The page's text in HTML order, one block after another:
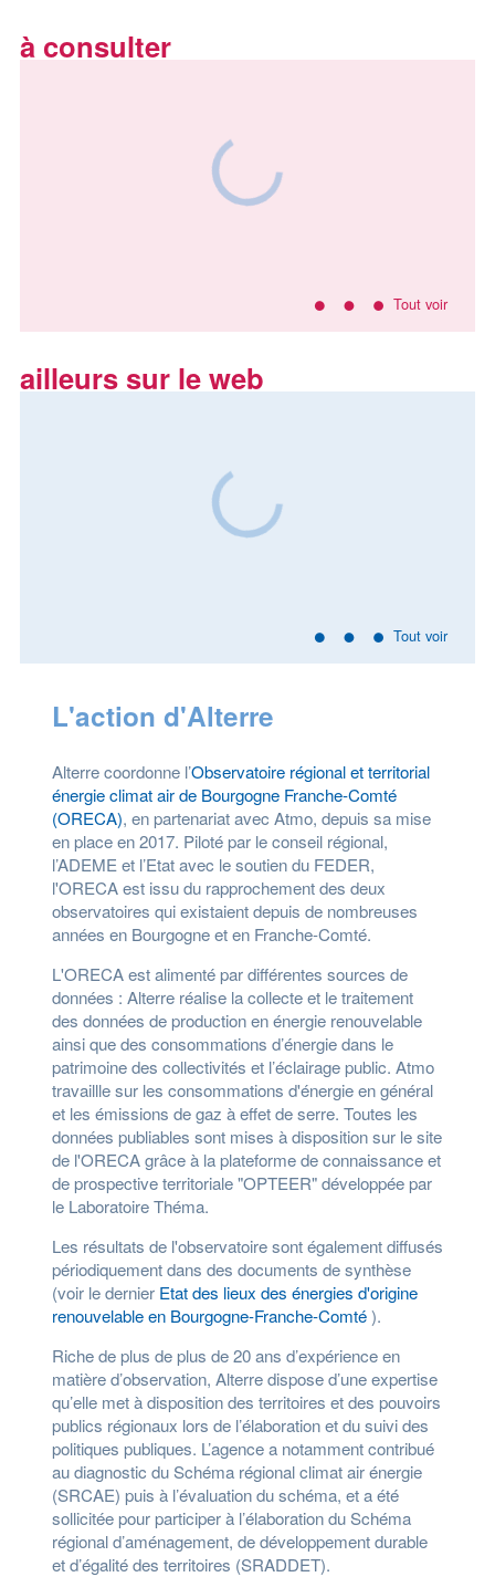
à consulter
Tout voir
ailleurs sur le web
Tout voir
L'action d'Alterre
Alterre coordonne l’Observatoire régional et territorial
énergie climat air de Bourgogne Franche-Comté
(ORECA), en partenariat avec Atmo, depuis sa mise
en place en 2017. Piloté par le conseil régional,
l’ADEME et l’Etat avec le soutien du FEDER,
l'ORECA est issu du rapprochement des deux
observatoires qui existaient depuis de nombreuses
années en Bourgogne et en Franche-Comté.
L'ORECA est alimenté par différentes sources de
données : Alterre réalise la collecte et le traitement
des données de production en énergie renouvelable
ainsi que des consommations d’énergie dans le
patrimoine des collectivités et l’éclairage public. Atmo
travaillle sur les consommations d'énergie en général
et les émissions de gaz à effet de serre. Toutes les
données publiables sont mises à disposition sur le site
de l'ORECA grâce à la plateforme de connaissance et
de prospective territoriale "OPTEER" développée par
le Laboratoire Théma.
Les résultats de l'observatoire sont également diffusés
périodiquement dans des documents de synthèse
(voir le dernier Etat des lieux des énergies d'origine
renouvelable en Bourgogne-Franche-Comté).
Riche de plus de plus de 20 ans d’expérience en
matière d’observation, Alterre dispose d’une expertise
qu’elle met à disposition des territoires et des pouvoirs
publics régionaux lors de l’élaboration et du suivi des
politiques publiques. L’agence a notamment contribué
au diagnostic du Schéma régional climat air énergie
(SRCAE) puis à l’évaluation du schéma, et a été
sollicitée pour participer à l’élaboration du Schéma
régional d’aménagement, de développement durable
et d’égalité des territoires (SRADDET).